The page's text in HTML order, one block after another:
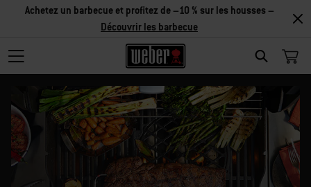
SEARCH
Achetez un barbecue et profitez de –10 % sur les housses –
Découvrir les barbecue